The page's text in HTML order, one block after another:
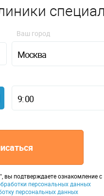
Москва
Ваш город
9: 00
вы подтверждаете ознакомление с
персональных данных
персональных данных